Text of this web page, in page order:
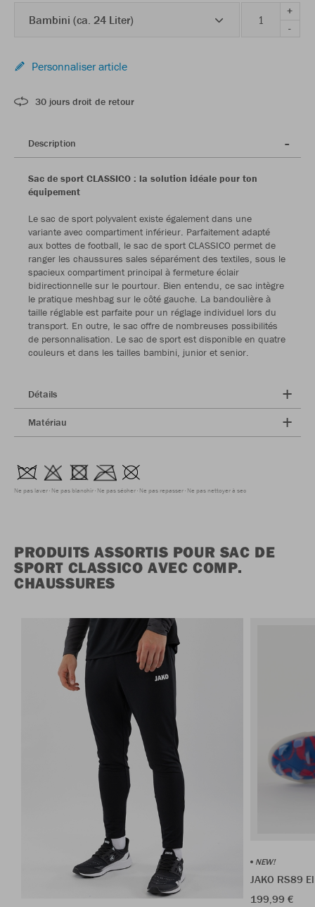
Bambini (ca. 24 Liter)
+
-
Personnaliser article
30 jours droit de retour
Description
Sac de sport CLASSICO : la solution idéale pour ton
équipement
Le sac de sport polyvalent existe également dans une
variante avec compartiment inférieur. Parfaitement adapté
aux bottes de football, le sac de sport CLASSICO permet de
ranger les chaussures sales séparément des textiles, sous le
spacieux compartiment principal à fermeture éclair
bidirectionnelle sur le pourtour. Bien entendu, ce sac intègre
le pratique meshbag sur le côté gauche. La bandoulière à
taille réglable est parfaite pour un réglage individuel lors du
transport. En outre, le sac offre de nombreuses possibilités
de personnalisation. Le sac de sport est disponible en quatre
couleurs et dans les tailles bambini, junior et senior.
Détails
Matériau
Ne pas laver Ne pas blanchir Ne pas sécher Ne pas repasser Ne pas nettoyer à sec
PRODUITS ASSORTIS POUR SAC DE
SPORT CLASSICO AVEC COMP.
CHAUSSURES
NEW!
JAKO RS89
199,99 €